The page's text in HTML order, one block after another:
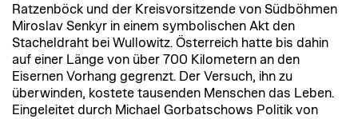
Ratzenböck und der Kreisvorsitzende von Südböhmen
Miroslav Senkyr in einem symbolischen Akt den
Stacheldraht bei Wullowitz. Österreich hatte bis dahin
auf einer Länge von über 700 Kilometern an den
Eisernen Vorhang gegrenzt. Der Versuch, ihn zu
überwinden, kostete tausenden Menschen das Leben.
Eingeleitet durch Michael Gorbatschows Politik von